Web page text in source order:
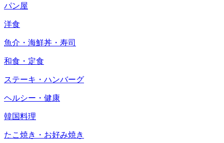
パン屋
洋食
魚介・海鮮丼・寿司
和食・定食
ステーキ・ハンバーグ
ヘルシー・健康
韓国料理
たこ焼き・お好み焼き